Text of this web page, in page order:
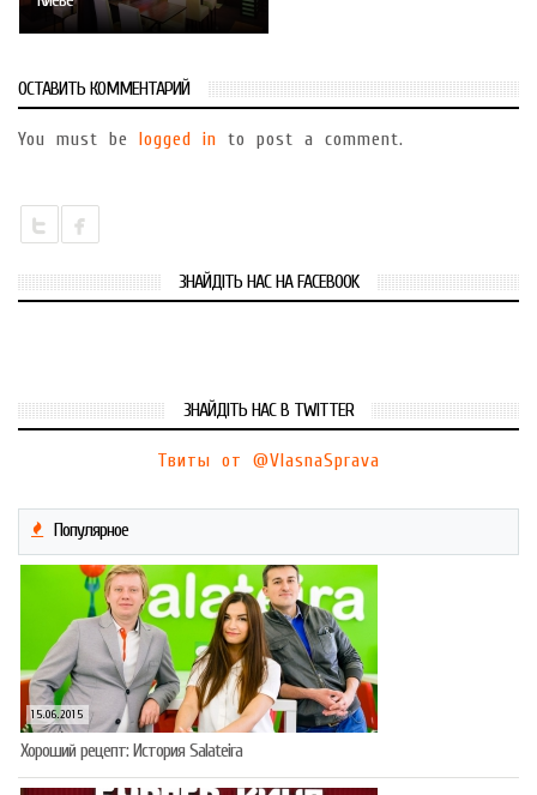
ОСТАВИТЬ КОММЕНТАРИЙ
You must be logged in to post a comment.
ЗНАЙДІТЬ НАС НА FACEBOOK
ЗНАЙДІТЬ НАС В TWITTER
Твиты от @VlasnaSprava
Популярное
15.06.2015
Хороший рецепт: История Salateira